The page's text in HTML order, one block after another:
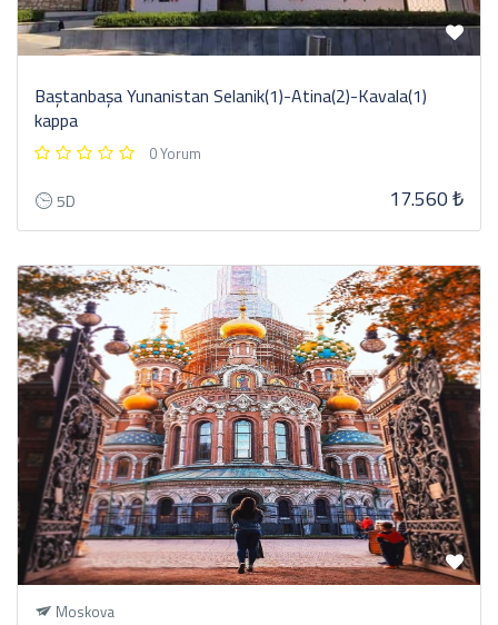
Baştanbaşa Yunanistan Selanik(1)-Atina(2)-Kavala(1)
kappa
0 Yorum
5D 17.560 ₺
Moskova